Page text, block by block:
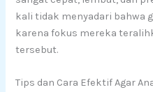
kali tidak menyadari bahwa
karena fokus mereka
tersebut.
Tips dan Cara Efektif Agar